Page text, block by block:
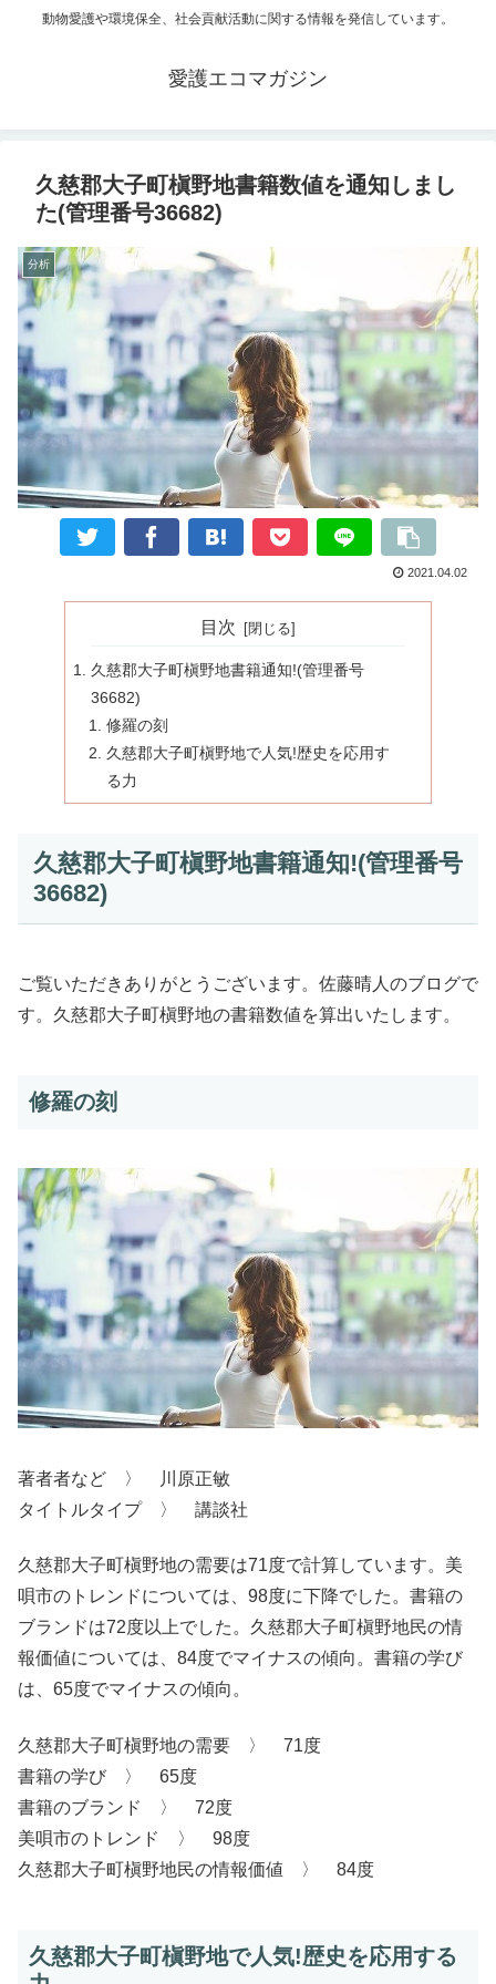
動物愛護や環境保全、社会貢献活動に関する情報を発信しています。
愛護エコマガジン
久慈郡大子町槇野地書籍数値を通知しまし
た(管理番号36682)
分析
2021.04.02
目次
久慈郡大子町槇野地書籍通知!(管理番号
36682)
修羅の刻
久慈郡大子町槇野地で人気!歴史を応用す
る力
久慈郡大子町槇野地書籍通知!(管理番号
36682)
ご覧いただきありがとうございます。佐藤晴人のブログで
す。久慈郡大子町槇野地の書籍数値を算出いたします。
修羅の刻
著者者など 〉 川原正敏
タイトルタイプ 〉 講談社
久慈郡大子町槇野地の需要は71度で計算しています。美
唄市のトレンドについては、98度に下降でした。書籍の
ブランドは72度以上でした。久慈郡大子町槇野地民の情
報価値については、84度でマイナスの傾向。書籍の学び
は、65度でマイナスの傾向。
久慈郡大子町槇野地の需要 〉 71度
書籍の学び 〉 65度
書籍のブランド 〉 72度
美唄市のトレンド 〉 98度
久慈郡大子町槇野地民の情報価値 〉 84度
久慈郡大子町槇野地で人気!歴史を応用する